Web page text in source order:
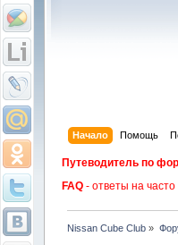
Начало Помощь
Путеводитель по
FAQ - ответы на
Nissan Cube Club »